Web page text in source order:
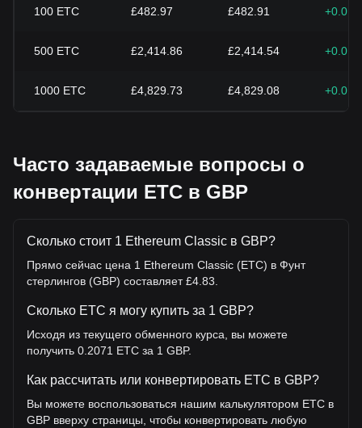
100 ETC £482.97 £482.91
500 ETC £2,414.86 £2,414.54
1000 ETC £4,829.73 £4,829.08
Часто задаваемые вопросы о
конвертации ETC в GBP
Сколько стоит 1 Ethereum Classic в GBP?
Прямо сейчас цена 1 Ethereum Classic (ETC) в Фунт
стерлингов (GBP) составляет £4.83.
Сколько ETC я могу купить за 1 GBP?
Исходя из текущего обменного курса, вы можете
получить 0.2071 ETC за 1 GBP.
Как рассчитать или конвертировать ETC в GBP?
Вы можете воспользоваться нашим калькулятором ETC в
GBP вверху страницы, чтобы конвертировать любую